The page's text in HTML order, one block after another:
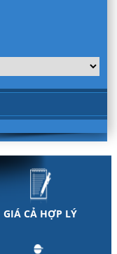
GIÁ CẢ HỢP LÝ